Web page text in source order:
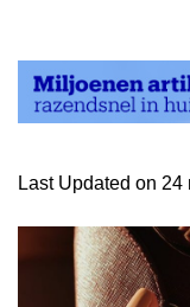
Last Updated on 24